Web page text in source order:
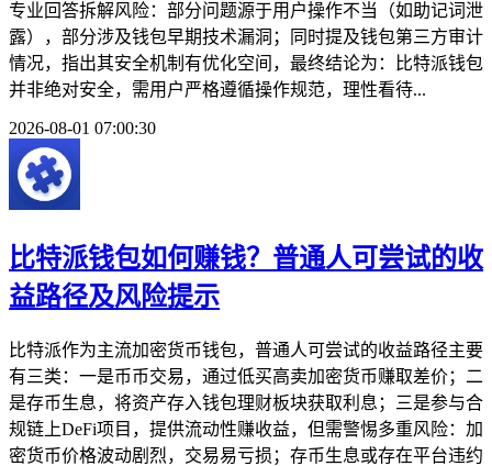
专业回答拆解风险：部分问题源于用户操作不当（如助记词泄
露），部分涉及钱包早期技术漏洞；同时提及钱包第三方审计
情况，指出其安全机制有优化空间，最终结论为：比特派钱包
并非绝对安全，需用户严格遵循操作规范，理性看待...
2026-08-01 07:00:30
比特派钱包如何赚钱？普通人可尝试的收
益路径及风险提示
比特派作为主流加密货币钱包，普通人可尝试的收益路径主要
有三类：一是币币交易，通过低买高卖加密货币赚取差价；二
是存币生息，将资产存入钱包理财板块获取利息；三是参与合
规链上DeFi项目，提供流动性赚收益，但需警惕多重风险：加
密货币价格波动剧烈，交易易亏损；存币生息或存在平台违约